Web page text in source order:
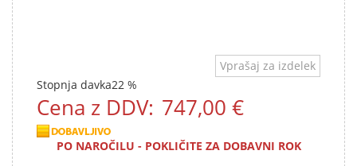
Vprašaj za izdelek
Stopnja davka22 %
Cena z DDV: 747,00 €
PO NAROČILU - POKLIČITE ZA DOBAVNI ROK